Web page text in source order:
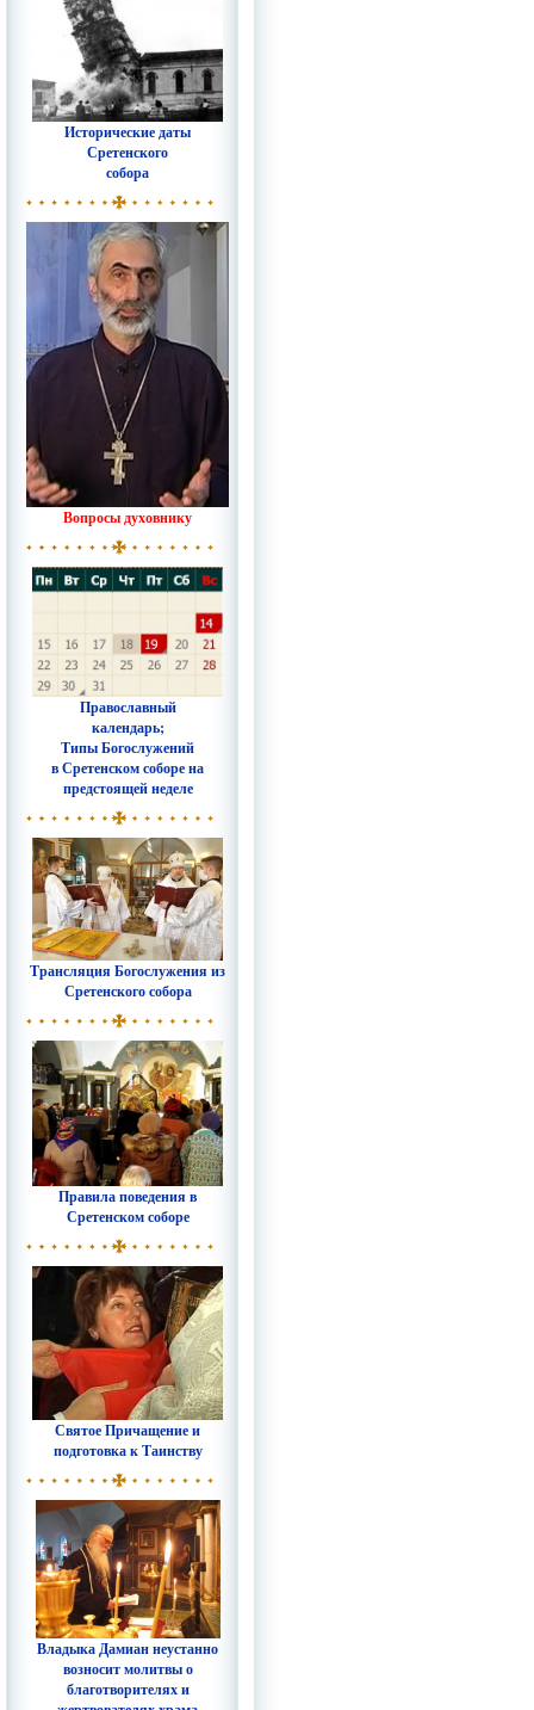
Исторические даты
Сретенского
собора
Вопросы духовнику
Православный
календарь;
Типы Богослужений
в Сретенском соборе на
предстоящей неделе
Трансляция Богослужения из
Сретенского собора
Правила поведения в
Сретенском соборе
Святое Причащение и
подготовка к Таинству
Владыка Дамиан неустанно
возносит молитвы о
благотворителях и